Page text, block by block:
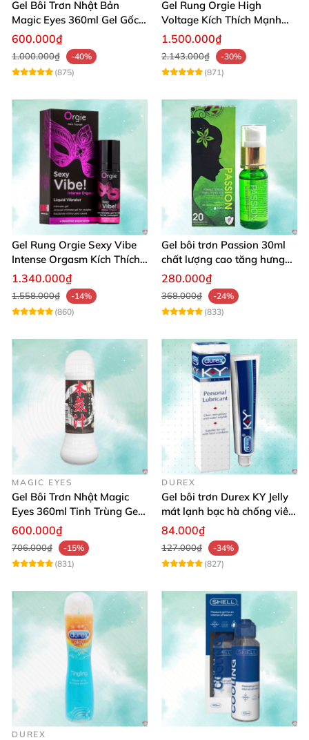
Gel Bôi Trơn Nhật Bản
Magic Eyes 360ml Gel Gốc
Nước An Toàn
600.000₫
1.000.000₫
-40%
(875)
Gel Rung Orgie High
Voltage Kích Thích Mạnh
Tăng Ham Muốn
1.500.000₫
2.143.000₫
-30%
(871)
Gel Rung Orgie Sexy Vibe
Intense Orgasm Kích Thích
Tăng Cường
1.340.000₫
1.558.000₫
-14%
(860)
Gel bôi trơn Passion 30ml
chất lượng cao tăng hưng
phấn nữ
280.000₫
368.000₫
-24%
(833)
MAGIC EYES
Gel Bôi Trơn Nhật Magic
Eyes 360ml Tinh Trùng Gel
An Toàn Dịu Nhẹ
600.000₫
706.000₫
-15%
(831)
DUREX
Gel bôi trơn Durex KY Jelly
mát lạnh bạc hà chống viêm
khô da
84.000₫
127.000₫
-34%
(827)
DUREX